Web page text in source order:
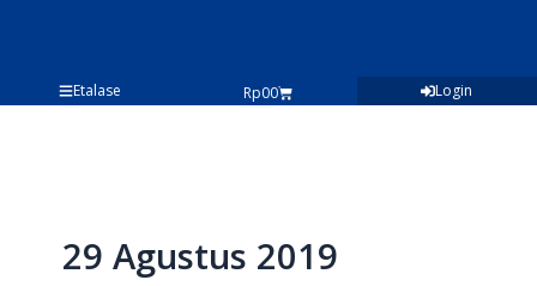
Etalase Rp00
Cart Login
29 Agustus 2019